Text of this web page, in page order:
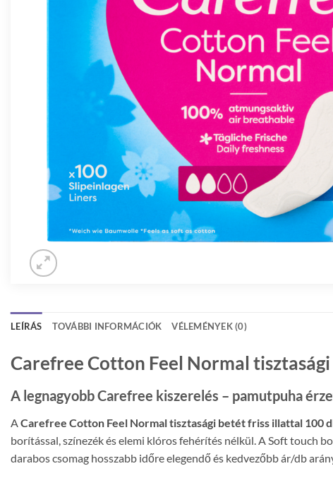
LEÍRÁS TOVÁBBI INFORMÁCIÓK VÉLEMÉNYEK (0)
Carefree Cotton Feel Normal
A legnagyobb Carefree kiszerelés – pamutpuha
A Carefree Cotton Feel Normal tisztasági betét friss illattal 100
borítással, színezék és elemi klóros fehérítés nélkül. A Soft touch
darabos csomag hosszabb időre elegendő és kedvezőbb ár/db